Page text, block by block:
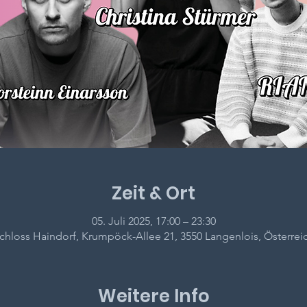
Zeit & Ort
05. Juli 2025, 17:00 – 23:30
Haindorf, Krumpöck-Allee 21, 3550 Langenlois,
Weitere Info